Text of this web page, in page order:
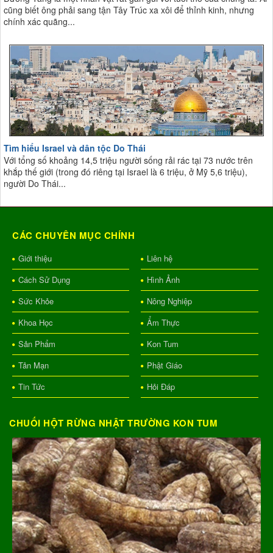
cũng biết ông phải sang tận Tây Trúc xa xôi để thỉnh kinh, nhưng
chính xác quãng...
Tìm hiểu Israel và dân tộc Do Thái
Với tổng số khoảng 14,5 triệu người sống rải rác tại 73 nước trên
khắp thế giới (trong đó riêng tại Israel là 6 triệu, ở Mỹ 5,6 triệu),
người Do Thái...
CÁC CHUYÊN MỤC CHÍNH
Giới thiệu
Liên hệ
Cách Sử Dụng
Hình Ảnh
Sức Khỏe
Nông Nghiệp
Khoa Học
Ẩm Thực
Sản Phẩm
Kon Tum
Tản Mạn
Phật Giáo
Tin Tức
Hỏi Đáp
CHUỐI HỘT RỪNG NHẬT TRƯỜNG KON TUM